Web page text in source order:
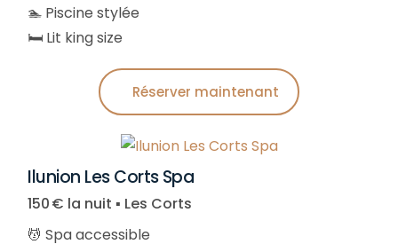
🏊 Piscine stylée
🛏️ Lit king size
Réserver maintenant
Ilunion Les Corts Spa
150 € la nuit ▪︎ Les Corts
💆 Spa accessible